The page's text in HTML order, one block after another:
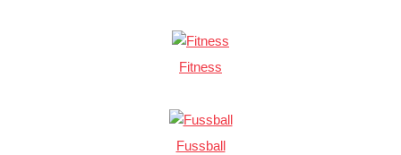
Fitness
Fussball